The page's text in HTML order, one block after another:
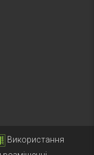
Використання